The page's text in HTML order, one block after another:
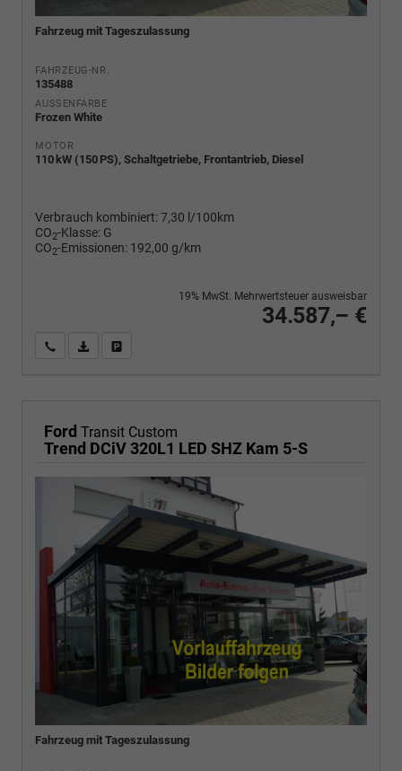
Fahrzeug mit Tageszulassung
FAHRZEUG-NR.
135488
AUSSENFARBE
Frozen White
MOTOR
110 kW (150 PS), Schaltgetriebe, Frontantrieb, Diesel
Verbrauch kombiniert:7,30 l/100km
CO2-Klasse: G
CO2-Emissionen: 192,00 g/km
34.587,– €
19% MwSt. Mehrwertsteuer ausweisbar
Wir rufen Sie anPDF-Fahrzeugexposé drucken
Ford Transit Custom
Trend DCiV 320L1 LED SHZ Kam 5-S
Fahrzeug mit Tageszulassung